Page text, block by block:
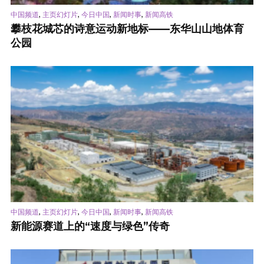
中国频道, 主页幻灯片, 今日中国, 新闻时事, 新闻高铁
攀枝花城芯的诗意运动新地标——东华山山地体育
公园
中国频道, 主页幻灯片, 今日中国, 新闻时事, 新闻高铁
新能源赛道上的“速度与绿色”传奇